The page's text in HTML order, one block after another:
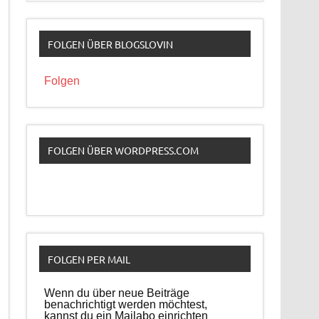
FOLGEN ÜBER BLOGSLOVIN
Folgen
FOLGEN ÜBER WORDPRESS.COM
FOLGEN PER MAIL
Wenn du über neue Beiträge
benachrichtigt werden möchtest,
kannst du ein Mailabo einrichten